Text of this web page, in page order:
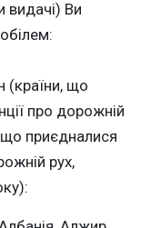
видачі) Ви
(країни, що
про дорожній
що приєдналися
рух,